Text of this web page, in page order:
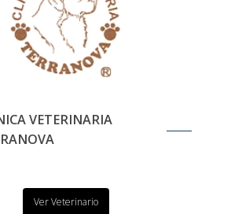
VETERINARIA
Ver Veterinario